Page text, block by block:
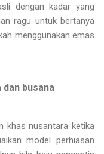
dengan kadar yang
ragu untuk bertanya
menggunakan emas
busana
khas nusantara ketika
model perhiasan